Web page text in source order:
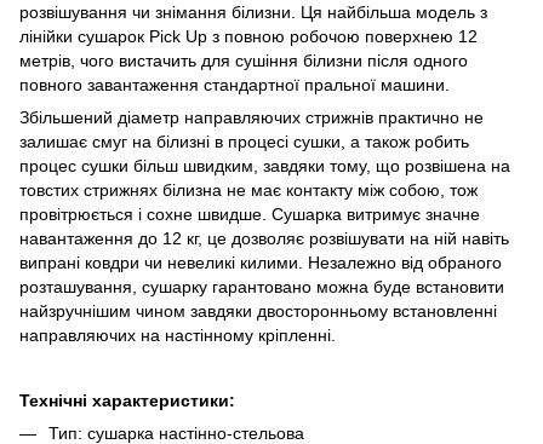
розвішування чи знімання білизни. Ця найбільша модель з
лінійки сушарок Pick Up з повною робочою поверхнею 12
метрів, чого вистачить для сушіння білизни після одного
повного завантаження стандартної пральної машини.
Збільшений діаметр направляючих стрижнів практично не
залишає смуг на білизні в процесі сушки, а також робить
процес сушки більш швидким, завдяки тому, що розвішена на
товстих стрижнях білизна не має контакту між собою, тож
провітрюється і сохне швидше. Сушарка витримує значне
навантаження до 12 кг, це дозволяє розвішувати на ній навіть
випрані ковдри чи невеликі килими. Незалежно від обраного
розташування, сушарку гарантовано можна буде встановити
найзручнішим чином завдяки двосторонньому встановленні
направляючих на настінному кріпленні.
Технічні характеристики:
Тип: сушарка настінно-стельова